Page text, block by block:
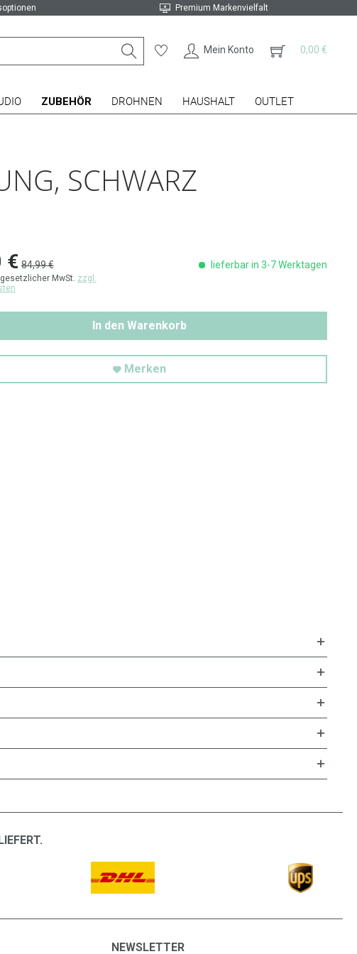
Premium Markenvielfalt
Mein Konto 0,00 €
ZUBEHÖR DROHNEN HAUSHALT OUTLET
SCHWARZ
€ 84,99 €
MwSt. zzgl.
lieferbar in 3-7 Werktagen
In den Warenkorb
Merken
NEWSLETTER